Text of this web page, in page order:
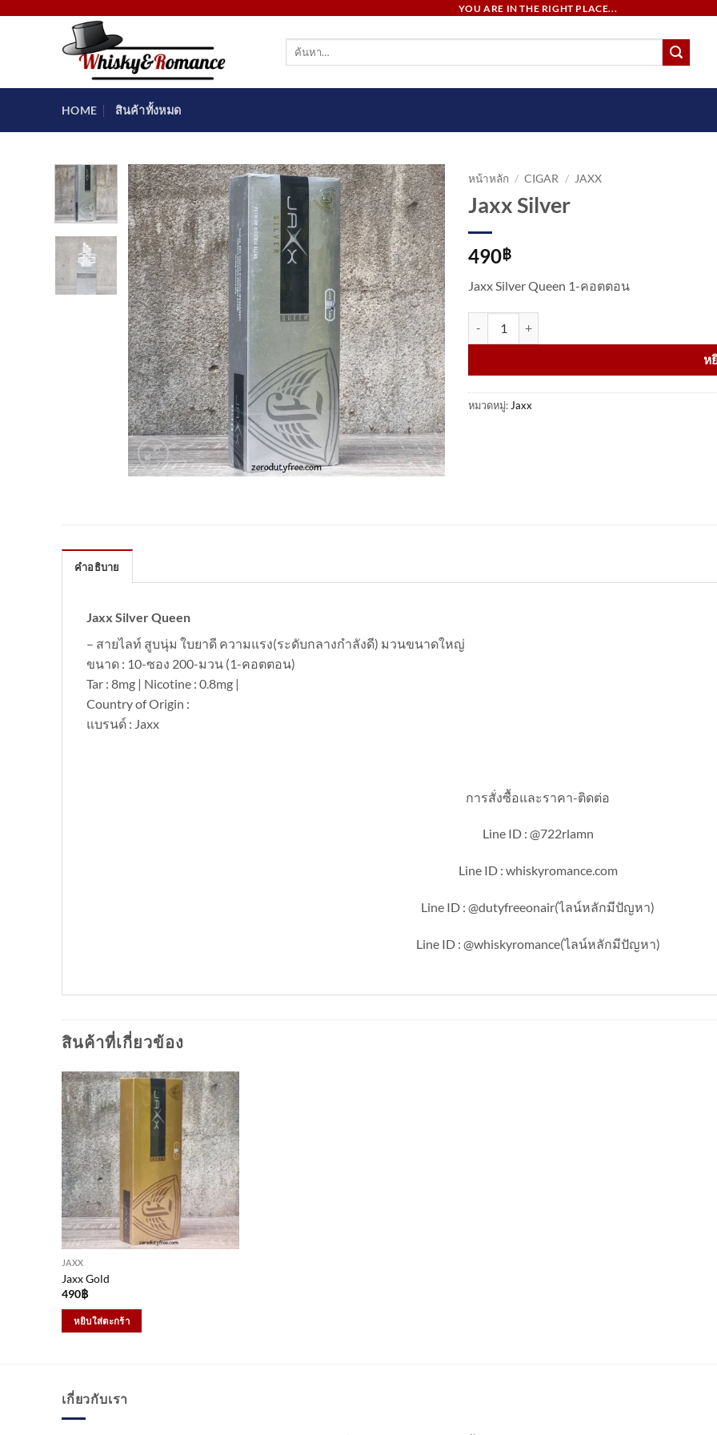
YOU ARE IN THE RIGHT PLACE...
ค้นหา:
HOME สินค้าทั้งหมด
หน้าหลัก / CIGAR / JAXX
Jaxx Silver
490฿
Jaxx Silver Queen 1-คอตตอน
ห
หมวดหมู่: Jaxx
คำอธิบาย
Jaxx Silver Queen
– สายไลท์ สูบนุ่ม ใบยาดี ความแรง(ระดับกลางกำลังดี) มวนขนาดใหญ่
ขนาด : 10-ซอง 200-มวน (1-คอตตอน)
Tar : 8mg | Nicotine : 0.8mg |
Country of Origin :
แบรนด์ : Jaxx
การสั่งซื้อและราคา-ติดต่อ
Line ID : @722rlamn
Line ID : whiskyromance.com
Line ID : @dutyfreeonair(ไลน์หลักมีปัญหา)
Line ID : @whiskyromance(ไลน์หลักมีปัญหา)
สินค้าที่เกี่ยวข้อง
JAXX
Jaxx Gold
490฿
หยิบใส่ตะกร้า
เกี่ยวกับเรา